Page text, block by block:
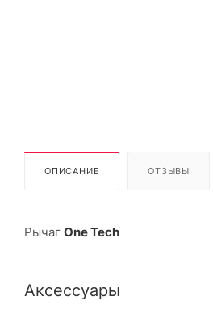
ОПИСАНИЕ ОТЗЫВЫ
Рычаг One Tech
Аксессуары